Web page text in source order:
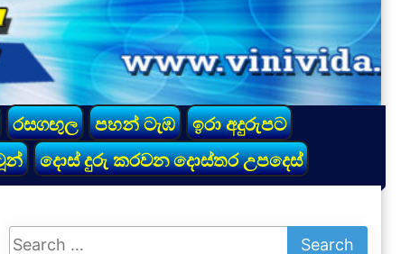
රසගඟුල පහන් ටැඹ
ඉරා අදුරුපට
දොස් දුරු කරවන දොස්තර උපදෙස්